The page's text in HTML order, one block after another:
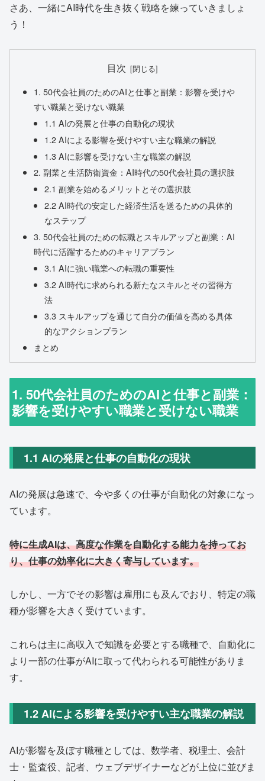
さあ、一緒にAI時代を生き抜く戦略を練っていきましょ
う！
目次
1. 50代会社員のためのAIと仕事と副業：影響を受けや
すい職業と受けない職業
1.1 AIの発展と仕事の自動化の現状
1.2 AIによる影響を受けやすい主な職業の解説
1.3 AIに影響を受けない主な職業の解説
2. 副業と生活防衛資金：AI時代の50代会社員の選択肢
2.1 副業を始めるメリットとその選択肢
2.2 AI時代の安定した経済生活を送るための具体的
なステップ
3. 50代会社員のための転職とスキルアップと副業：AI
時代に活躍するためのキャリアプラン
3.1 AIに強い職業への転職の重要性
3.2 AI時代に求められる新たなスキルとその習得方
法
3.3 スキルアップを通じて自分の価値を高める具体
的なアクションプラン
まとめ
1. 50代会社員のためのAIと仕事と副業：
影響を受けやすい職業と受けない職業
1.1 AIの発展と仕事の自動化の現状
AIの発展は急速で、今や多くの仕事が自動化の対象になっ
ています。
特に生成AIは、高度な作業を自動化する能力を持ってお
り、仕事の効率化に大きく寄与しています。
しかし、一方でその影響は雇用にも及んでおり、特定の職
種が影響を大きく受けています。
これらは主に高収入で知識を必要とする職種で、自動化に
より一部の仕事がAIに取って代わられる可能性がありま
す。
1.2 AIによる影響を受けやすい主な職業の解説
AIが影響を及ぼす職種としては、数学者、税理士、会計
士・監査役、記者、ウェブデザイナーなどが上位に並びま